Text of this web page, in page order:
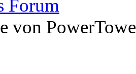
Forum
von